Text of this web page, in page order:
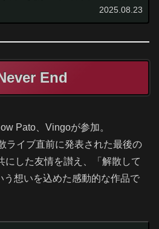
2025.08.23
End
Pato、Vingoが参加。
ライブ直前に発表された最後の
にした友情を讃え、「解散して
う想いを込めた感動的な作品で